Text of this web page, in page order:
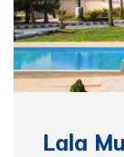
Lala